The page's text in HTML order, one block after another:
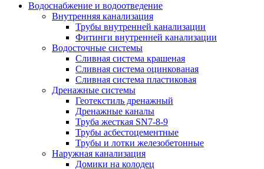
Водоснабжение и водоотведение
Внутренняя канализация
Трубы внутренней канализации
Фитинги внутренней канализации
Водосточные системы
Сливная система крашеная
Сливная система оцинкованая
Сливная система пластиковая
Дренажные системы
Геотекстиль дренажный
Дренажные каналы
Труба жесткая SN7-8-9
Трубы асбестоцементные
Трубы и лотки железобетонные
Наружная канализация
Домики на колодец